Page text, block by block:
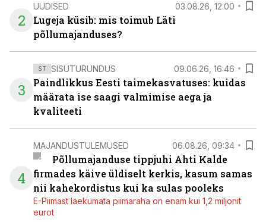
2
UUDISED 03.08.26, 12:00
Lugeja küsib: mis toimub Läti
põllumajanduses?
3
ST SISUTURUNDUS 09.06.26, 16:46
Paindlikkus Eesti taimekasvatuses: kuidas
määrata ise saagi valmimise aega ja
kvaliteeti
4
MAJANDUSTULEMUSED 06.08.26, 09:34
Põllumajanduse tippjuhi Ahti Kalde
firmades käive üldiselt kerkis, kasum samas
nii kahekordistus kui ka sulas pooleks
E-Piimast laekumata piimaraha on enam kui 1,2 miljonit
eurot